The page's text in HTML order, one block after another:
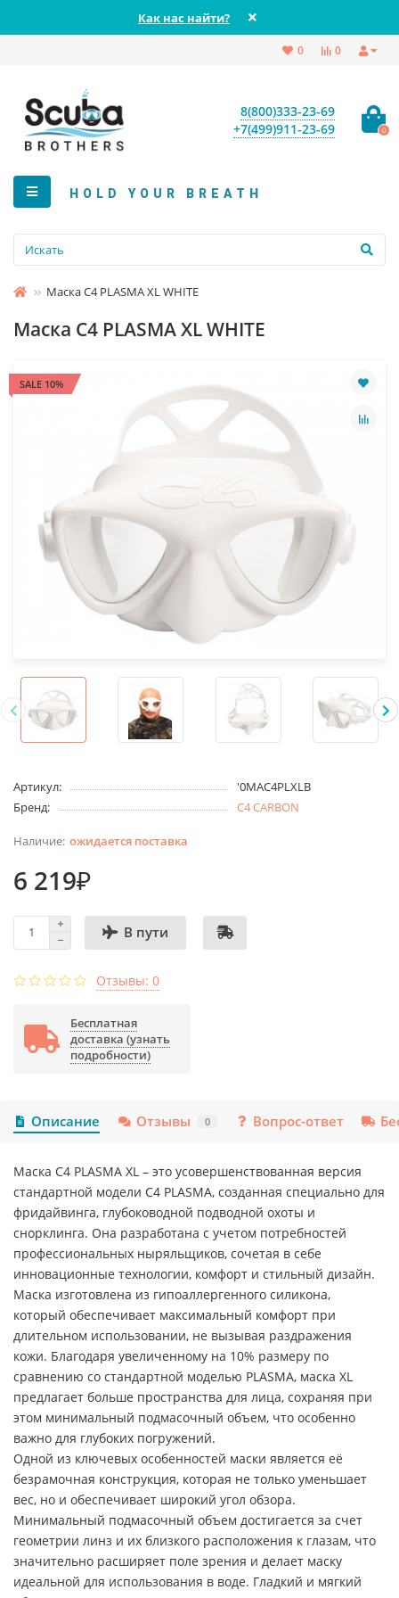
Как нас найти?
0
0
8(800)333-23-69
+7(499)911-23-69
0
HOLD YOUR BREATH
Маска C4 PLASMA XL WHITE
Маска C4 PLASMA XL WHITE
SALE 10%
Артикул:
'0MAC4PLXLB
Бренд:
C4 CARBON
ожидается поставка
6 219₽
В пути
Отзывы: 0
Бесплатная
доставка (узнать
подробности)
Описание Отзывы 0 Вопрос-ответ
Маска C4 PLASMA XL – это усовершенствованная версия
стандартной модели C4 PLASMA, созданная специально для
фридайвинга, глубоководной подводной охоты и
снорклинга. Она разработана с учетом потребностей
профессиональных ныряльщиков, сочетая в себе
инновационные технологии, комфорт и стильный дизайн.
Маска изготовлена из гипоаллергенного силикона,
который обеспечивает максимальный комфорт при
длительном использовании, не вызывая раздражения
кожи. Благодаря увеличенному на 10% размеру по
сравнению со стандартной моделью PLASMA, маска XL
предлагает больше пространства для лица, сохраняя при
этом минимальный подмасочный объем, что особенно
важно для глубоких погружений.
Одной из ключевых особенностей маски является её
безрамочная конструкция, которая не только уменьшает
вес, но и обеспечивает широкий угол обзора.
Минимальный подмасочный объем достигается за счет
геометрии линз и их близкого расположения к глазам, что
значительно расширяет поле зрения и делает маску
идеальной для использования в воде. Гладкий и мягкий